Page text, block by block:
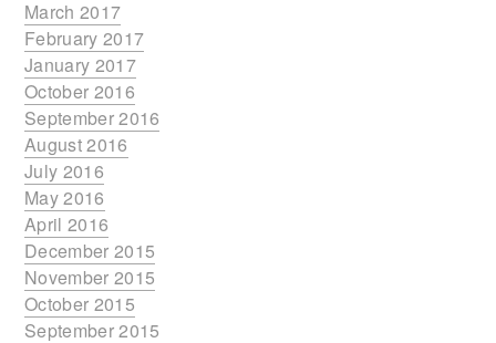
March 2017
February 2017
January 2017
October 2016
September 2016
August 2016
July 2016
May 2016
April 2016
December 2015
November 2015
October 2015
September 2015